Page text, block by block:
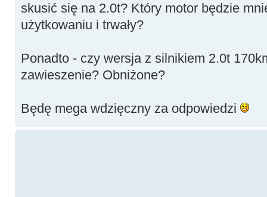
skusić się na 2.0t? Który motor będzie
użytkowaniu i trwały?
Ponadto - czy wersja z silnikiem 2.0t
zawieszenie? Obniżone?
Będę mega wdzięczny za odpowiedzi